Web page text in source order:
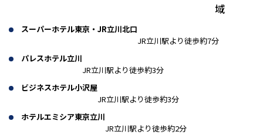
域
スーパーホテル東京・JR立川北口
JR立川駅より徒歩約7分
パレスホテル立川
JR立川駅より徒歩約3分
ビジネスホテル小沢屋
JR立川駅より徒歩約3分
ホテルエミシア東京立川
JR立川駅より徒歩約2分